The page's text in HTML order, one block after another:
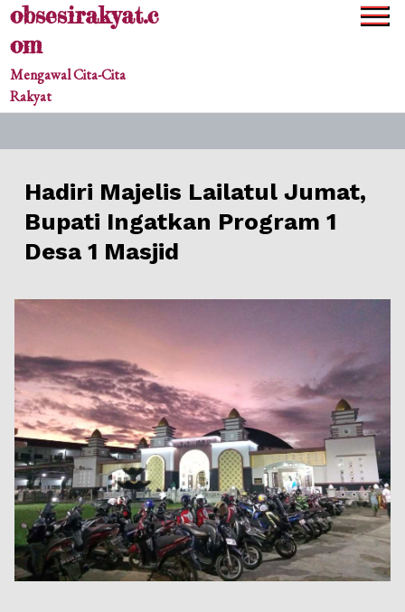
Skipobsesirakyat.c
om
Mengawal Cita-Cita
Rakyat
Hadiri Majelis Lailatul Jumat,
Bupati Ingatkan Program 1
Desa 1 Masjid